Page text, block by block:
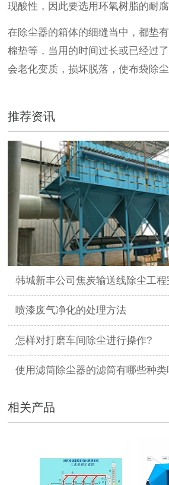
现酸性，因此要选用环氧树脂的耐腐
在除尘器的箱体的细缝当中，都垫
棉垫等，当用的时间过长或已经过
会老化变质，损坏脱落，使布袋除尘
推荐资讯
韩城新丰公司焦炭输送线除尘工程
喷漆废气净化的处理方法
怎样对打磨车间除尘进行操作?
使用滤筒除尘器的滤筒有哪些种类
相关产品